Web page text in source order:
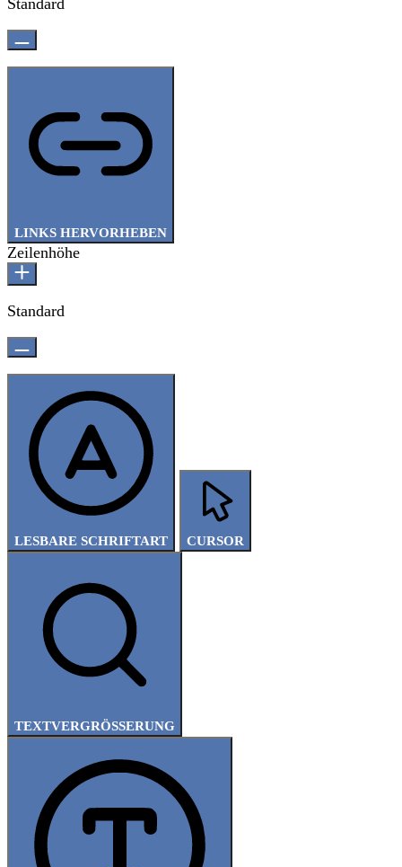
Standard
LINKS HERVORHEBEN
Zeilenhöhe
Standard
LESBARE SCHRIFTART CURSOR
TEXTVERGRÖSSERUNG